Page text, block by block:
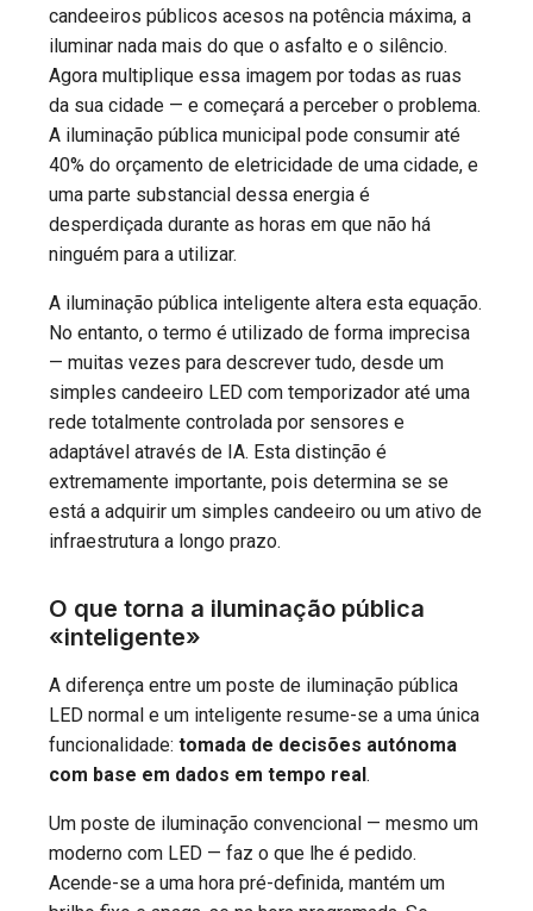
candeeiros públicos acesos na potência máxima, a
iluminar nada mais do que o asfalto e o silêncio.
Agora multiplique essa imagem por todas as ruas
da sua cidade — e começará a perceber o problema.
A iluminação pública municipal pode consumir até
40% do orçamento de eletricidade de uma cidade, e
uma parte substancial dessa energia é
desperdiçada durante as horas em que não há
ninguém para a utilizar.
A iluminação pública inteligente altera esta equação.
No entanto, o termo é utilizado de forma imprecisa
— muitas vezes para descrever tudo, desde um
simples candeeiro LED com temporizador até uma
rede totalmente controlada por sensores e
adaptável através de IA. Esta distinção é
extremamente importante, pois determina se se
está a adquirir um simples candeeiro ou um ativo de
infraestrutura a longo prazo.
O que torna a iluminação pública
«inteligente»
A diferença entre um poste de iluminação pública
LED normal e um inteligente resume-se a uma única
funcionalidade: tomada de decisões autónoma
com base em dados em tempo real .
Um poste de iluminação convencional — mesmo um
moderno com LED — faz o que lhe é pedido.
Acende-se a uma hora pré-definida, mantém um